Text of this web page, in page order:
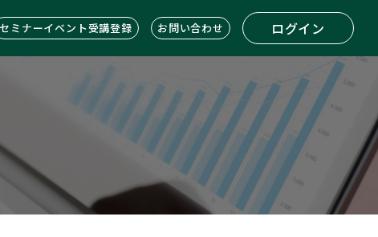
セミナーイベント受講登録 お問い合わせ ログイン